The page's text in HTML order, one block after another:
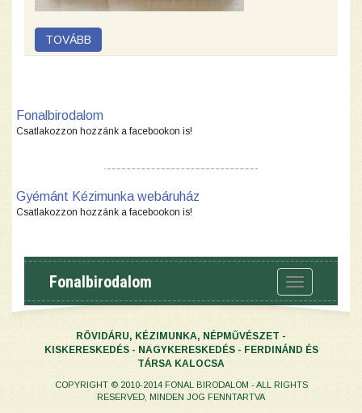
Fonalbirodalom
Csatlakozzon hozzánk a facebookon is!
Gyémánt Kézimunka webáruház
Csatlakozzon hozzánk a facebookon is!
Toggle
navigation
Fonalbirodalom
RÖVIDÁRU, KÉZIMUNKA, NÉPMŰVÉSZET -
KISKERESKEDÉS - NAGYKERESKEDÉS - FERDINÁND ÉS
TÁRSA KALOCSA
COPYRIGHT © 2010-2014 FONAL BIRODALOM - ALL RIGHTS
RESERVED, MINDEN JOG FENNTARTVA